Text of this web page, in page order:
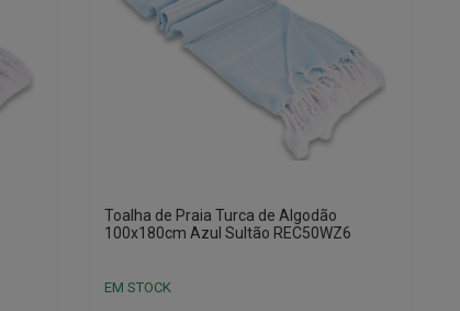
Toalha de Praia Turca de Algodão
100x180cm Azul Sultão REC50WZ6
EM STOCK